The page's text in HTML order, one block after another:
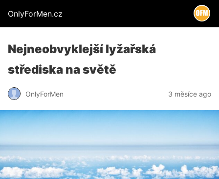
OnlyForMen.cz
Nejneobvyklejší lyžařská
střediska na světě
OnlyForMen 3 měsíce ago